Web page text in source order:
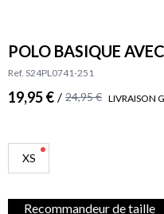
POLO BASIQUE
Ref. S24PL0741-251
19,95 € / 24,95 € LIVRAISON
XS
Recommandeur de taille